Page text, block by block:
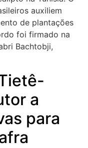
auxiliem
de plantações
foi firmado na
Bachtobji,
a
para